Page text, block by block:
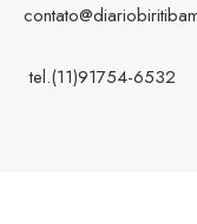
tel.(11)91754-6532